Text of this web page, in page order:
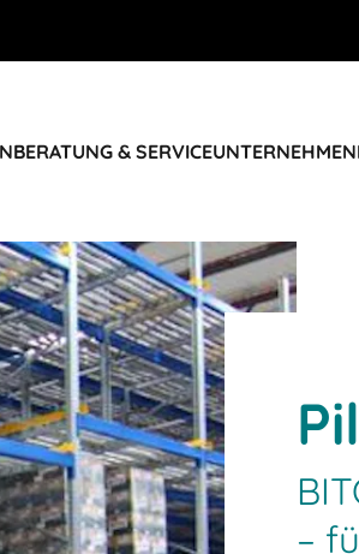
BERATUNG & SERVICEUNTERNEHMEN
–